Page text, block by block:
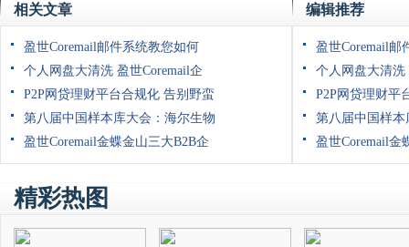
相关文章
盈世Coremail邮件系统教您如何
个人网盘大清洗 盈世Coremail企
P2P网贷理财平台合规化 告别野蛮
第八届中国样本库大会：海尔生物
盈世Coremail金蝶金山三大B2B企
编辑推荐
盈世Coremail邮
个人网盘大清洗
P2P网贷理财平
第八届中国样
盈世Coremail金
精彩热图